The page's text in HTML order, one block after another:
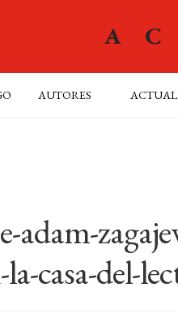
AUTORES
adam-
casa-del-